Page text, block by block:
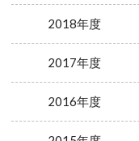
2018年度
2017年度
2016年度